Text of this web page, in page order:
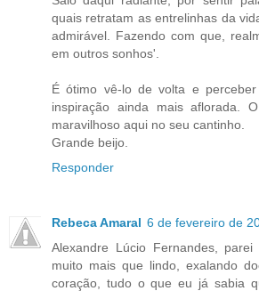
quais retratam as entrelinhas da
admirável. Fazendo com que,
em outros sonhos'.
É ótimo vê-lo de volta e
inspiração ainda mais aflorada.
maravilhoso aqui no seu cantinho.
Grande beijo.
Responder
Rebeca Amaral 6 de fevereiro de
Alexandre Lúcio Fernandes,
muito mais que lindo, exalando
coração, tudo o que eu já sabia